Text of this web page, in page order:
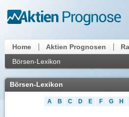
Home Aktien Prognosen
Börsen-Lexikon
Börsen-Lexikon
A B C D E F G H